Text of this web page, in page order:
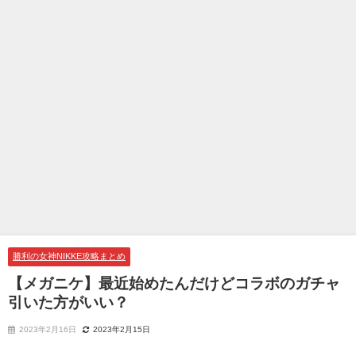
勝利の女神NIKKE攻略まとめ
【メガニケ】最近始めたんだけどコラボのガチャ
引いた方がいい？
2023年2月16日 2023年2月15日